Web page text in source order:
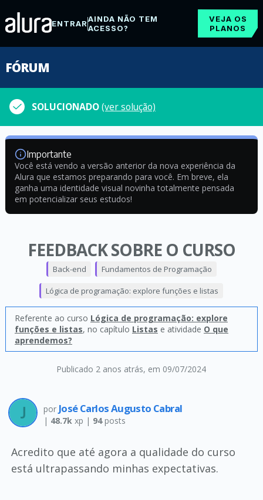
ENTRARAINDA NÃO TEM
ACESSO?
VEJA OS
PLANOS
FÓRUM
SOLUCIONADO(ver solução)
Importante
Você está vendo a versão anterior da nova experiência da
Alura que estamos preparando para você. Em breve, ela
ganha uma identidade visual novinha totalmente pensada
em potencializar seus estudos!
FEEDBACK SOBRE O CURSO
Publicado 2 anos atrás, em 09/07/2024
Back-end Fundamentos de Programação
Lógica de programação: explore funções e listas
Referente ao curso Lógica de programação: explore
funções e listas, no capítulo Listas e atividade O que
aprendemos?
por José Carlos Augusto Cabral
| 48.7kxp | 94posts
Acredito que até agora a qualidade do curso
está ultrapassando minhas expectativas.